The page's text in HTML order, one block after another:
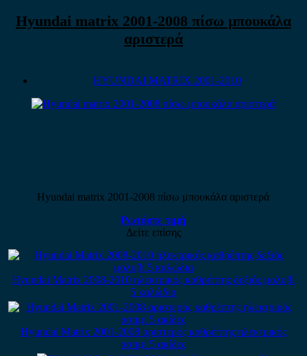
Hyundai matrix 2001-2008 πίσω μπουκάλα
αριστερά
HYUNDAI MATRIX 2001-2010
Hyundai matrix 2001-2008 πίσω μπουκάλα αριστερά
Ρωτήστε τιμή
Δείτε επίσης
Hyundai Matrix 2008-2010 ηλεκτρικός καθρέπτης δεξιός μολυβί
5 καλώδια
Hyundai Matrix 2001-2008 αριστερός καθρέπτης ηλεκτρικός
ασημί 5 ακίδες